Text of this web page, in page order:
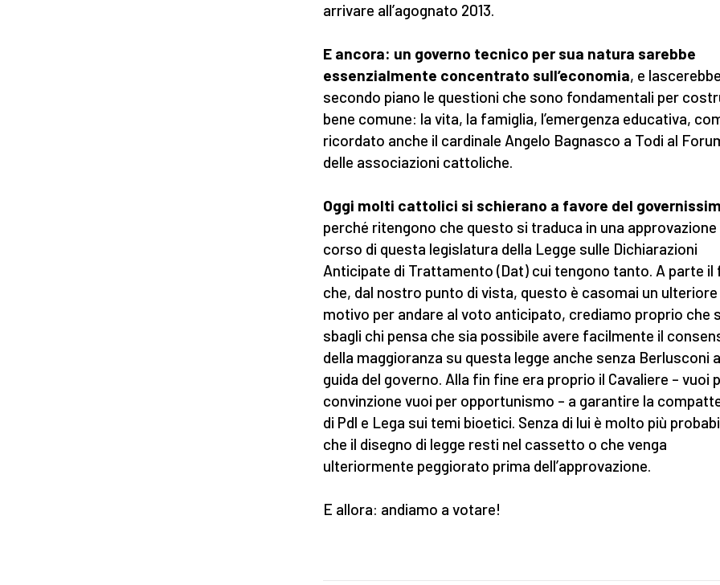
arrivare all’agognato 2013.
E ancora: un governo tecnico per sua natura sarebbe
essenzialmente concentrato sull’economia, e
secondo piano le questioni che sono fondamentali per
bene comune: la vita, la famiglia, l’emergenza educativa,
ricordato anche il cardinale Angelo Bagnasco a Todi al
delle associazioni cattoliche.
Oggi molti cattolici si schierano a favore del
perché ritengono che questo si traduca in una approvazione
corso di questa legislatura della Legge sulle Dichiarazioni
Anticipate di Trattamento (Dat) cui tengono tanto. A parte
che, dal nostro punto di vista, questo è casomai un ulteriore
motivo per andare al voto anticipato, crediamo proprio che
sbagli chi pensa che sia possibile avere facilmente il
della maggioranza su questa legge anche senza Berlusconi
guida del governo. Alla fin fine era proprio il Cavaliere – vuoi
convinzione vuoi per opportunismo – a garantire la
di Pdl e Lega sui temi bioetici. Senza di lui è molto più
che il disegno di legge resti nel cassetto o che venga
ulteriormente peggiorato prima dell’approvazione.
E allora: andiamo a votare!